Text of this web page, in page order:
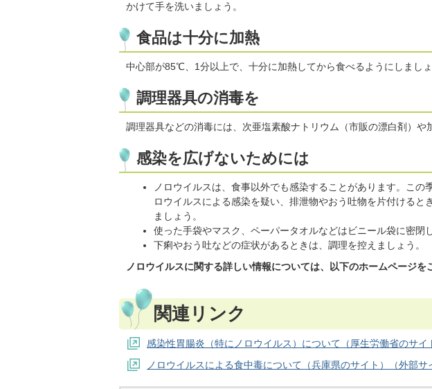
かけて手を洗いましょう。
食品は十分に加熱
中心部が85℃、1分以上で、十分に加熱してから食べるようにしましょ
調理器具の消毒を
調理器具などの消毒には、次亜塩素酸ナトリウム（市販の漂白剤）や
感染を広げないためには
ノロウイルスは、食事以外でも感染することがあります。この
ロウイルスによる感染を疑い、排泄物やおう吐物を片付けると
ましょう。
使った手袋やマスク、ペーパータオルなどはビニール袋に密閉
下痢やおう吐などの症状があるときは、調理を控えましょう。
ノロウイルスに関する詳しい情報については、以下のホームページを
関連リンク
感染性胃腸炎（特にノロウイルス）について（厚生労働省のサイ
ノロウイルスによる食中毒について（兵庫県のサイト）（外部サ